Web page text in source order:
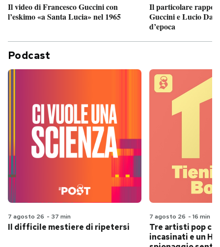
Il video di Francesco Guccini con
l’eskimo «a Santa Lucia» nel 1965
Il particolare
Guccini e Lucio
d’epoca
Podcast
7 agosto 26 - 37 min
Il difficile mestiere di ripetersi
7 agosto 26 - 16 min
Tre artisti pop
incasinati e un